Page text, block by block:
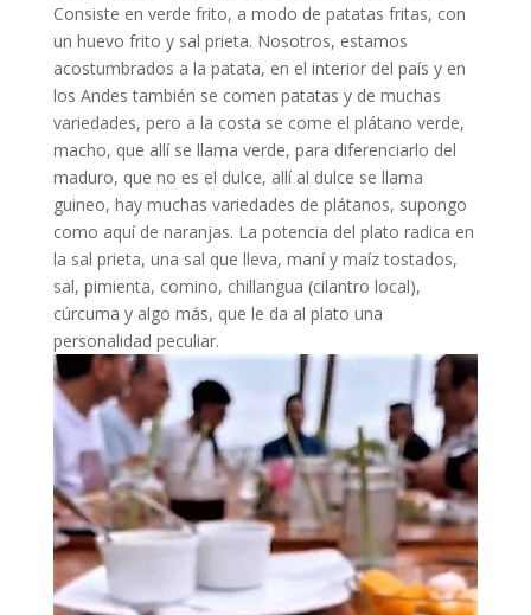
Consiste en verde frito, a modo de patatas fritas, con
un huevo frito y sal prieta. Nosotros, estamos
acostumbrados a la patata, en el interior del país y en
los Andes también se comen patatas y de muchas
variedades, pero a la costa se come el plátano verde,
macho, que allí se llama verde, para diferenciarlo del
maduro, que no es el dulce, allí al dulce se llama
guineo, hay muchas variedades de plátanos, supongo
como aquí de naranjas. La potencia del plato radica en
la sal prieta, una sal que lleva, maní y maíz tostados,
sal, pimienta, comino, chillangua (cilantro local),
cúrcuma y algo más, que le da al plato una
personalidad peculiar.